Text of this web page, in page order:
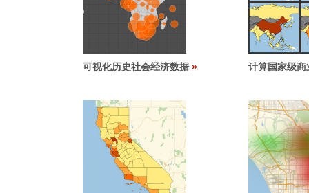
可视化历史社会经济数据 计算国家级商